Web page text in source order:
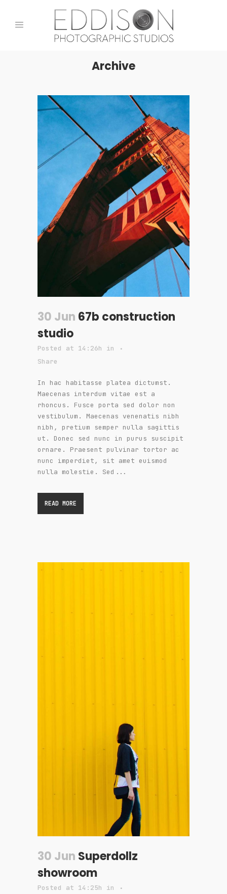
Archive
30 Jun 67b construction
studio
Posted at 14:26h
in
Share
In hac habitasse platea dictumst.
Maecenas interdum vitae est a
rhoncus. Fusce porta sed dolor non
vestibulum. Maecenas venenatis nibh
nibh, pretium semper nulla sagittis
ut. Donec sed nunc in purus suscipit
ornare. Praesent pulvinar tortor ac
nunc imperdiet, sit amet euismod
nulla molestie. Sed...
READ MORE
30 Jun Superdollz
showroom
Posted at 14:25h
in